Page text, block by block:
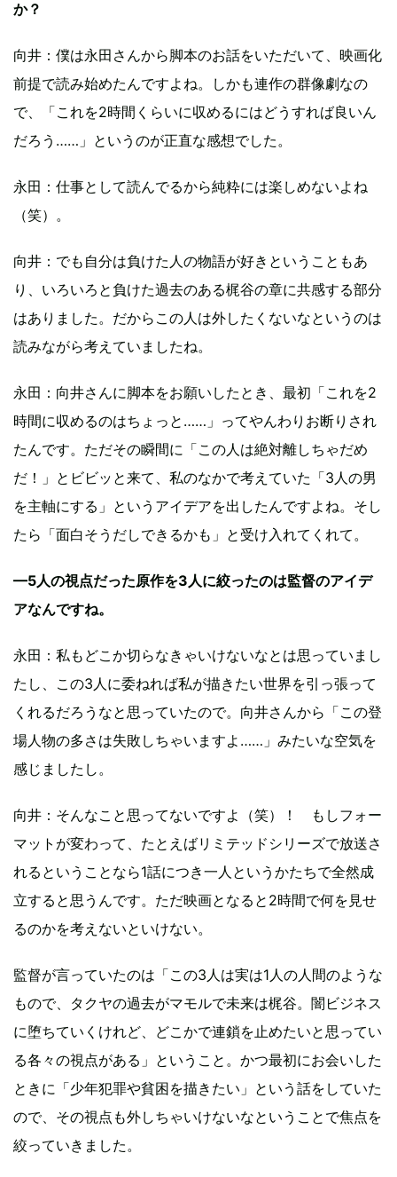
か？
向井：僕は永田さんから脚本のお話をいただいて、映画化
前提で読み始めたんですよね。しかも連作の群像劇なの
で、「これを2時間くらいに収めるにはどうすれば良いん
だろう……」というのが正直な感想でした。
永田：仕事として読んでるから純粋には楽しめないよね
（笑）。
向井：でも自分は負けた人の物語が好きということもあ
り、いろいろと負けた過去のある梶谷の章に共感する部分
はありました。だからこの人は外したくないなというのは
読みながら考えていましたね。
永田：向井さんに脚本をお願いしたとき、最初「これを2
時間に収めるのはちょっと……」ってやんわりお断りされ
たんです。ただその瞬間に「この人は絶対離しちゃだめ
だ！」とビビッと来て、私のなかで考えていた「3人の男
を主軸にする」というアイデアを出したんですよね。そし
たら「面白そうだしできるかも」と受け入れてくれて。
—5人の視点だった原作を3人に絞ったのは監督のアイデ
アなんですね。
永田：私もどこか切らなきゃいけないなとは思っていまし
たし、この3人に委ねれば私が描きたい世界を引っ張って
くれるだろうなと思っていたので。向井さんから「この登
場人物の多さは失敗しちゃいますよ……」みたいな空気を
感じましたし。
向井：そんなこと思ってないですよ（笑）！ もしフォー
マットが変わって、たとえばリミテッドシリーズで放送さ
れるということなら1話につき一人というかたちで全然成
立すると思うんです。ただ映画となると2時間で何を見せ
るのかを考えないといけない。
監督が言っていたのは「この3人は実は1人の人間のような
もので、タクヤの過去がマモルで未来は梶谷。闇ビジネス
に堕ちていくけれど、どこかで連鎖を止めたいと思ってい
る各々の視点がある」ということ。かつ最初にお会いした
ときに「少年犯罪や貧困を描きたい」という話をしていた
ので、その視点も外しちゃいけないなということで焦点を
絞っていきました。